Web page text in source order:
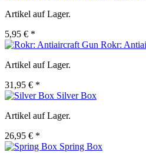
Artikel auf Lager.
5,95 € *
Rokr:
Artikel auf Lager.
31,95 € *
Silver Box
Artikel auf Lager.
26,95 € *
Spring Box